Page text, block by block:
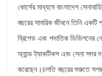
কোর্সের মাধ্যমে বাংলাদেশ
বছরের সামরিক জীবনে তিনি একটি
ব্রিগেড এবং পদাতিক ডিভিশনের
অ্যান্ড ট্যাকটিকস এবং সেনা সদর
করেছেন।চলতি বছরের শুরুতে